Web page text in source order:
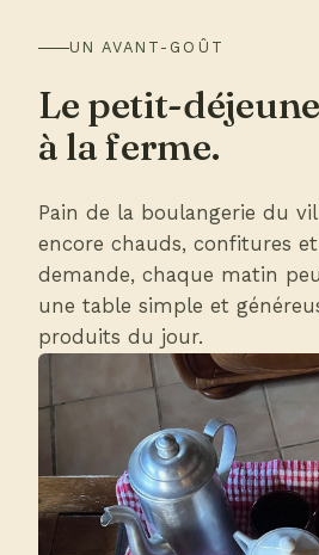
UN AVANT-GOÛT
Le petit-
à la ferme.
Pain de la boulangerie du
encore chauds, confitures
demande, chaque matin
une table simple et
produits du jour.